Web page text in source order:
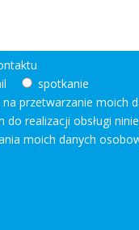
spotkanie
przetwarzanie moich
do realizacji obsługi
moich danych